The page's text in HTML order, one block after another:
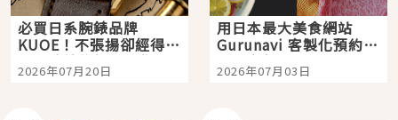
必買日系腕錶品牌
KUOE！不張揚卻經得起
時間洗鍊的經典之作五
選
2026年07月20日
用日本最大美食網站
Gurunavi 客製化預約九
大都市餐廳，打造專屬
美食體驗！
2026年07月03日